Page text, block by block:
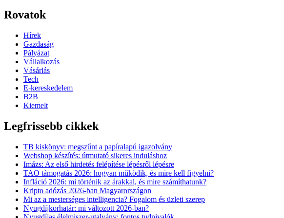
Rovatok
Hírek
Gazdaság
Pályázat
Vállalkozás
Vásárlás
Tech
E-kereskedelem
B2B
Kiemelt
Legfrissebb cikkek
TB kiskönyv: megszűnt a papíralapú igazolvány
Webshop készítés: útmutató sikeres induláshoz
Imázs: Az első hirdetés felépítése lépésről lépésre
TAO támogatás 2026: hogyan működik, és mire kell figyelni?
Infláció 2026: mi történik az árakkal, és mire számíthatunk?
Kripto adózás 2026-ban Magyarországon
Mi az a mesterséges intelligencia? Fogalom és üzleti szerep
Nyugdíjkorhatár: mi változott 2026-ban?